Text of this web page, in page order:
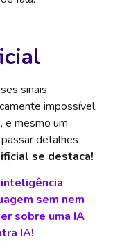
sinais
impossível,
e mesmo um
detalhes
se destaca!
sem nem
sobre uma IA
IA!